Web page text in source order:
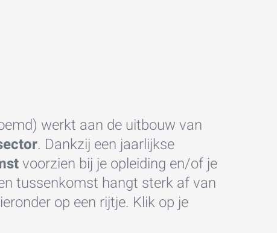
werkt aan de uitbouw van
. Dankzij een jaarlijkse
voorzien bij je opleiding en/of je
tussenkomst hangt sterk af van
op een rijtje. Klik op je